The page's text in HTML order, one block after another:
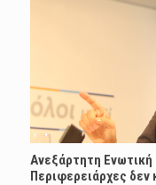
Ανεξάρτητη Ενωτική
Περιφερειάρχες δεν